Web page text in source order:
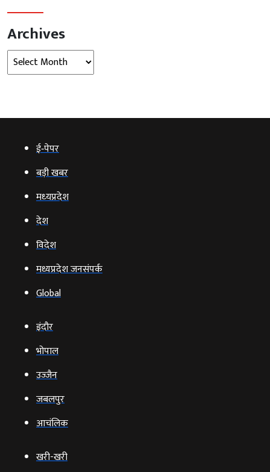
Archives
Archives
ई‑पेपर
बड़ी खबर
मध्‍यप्रदेश
देश
विदेश
मध्यप्रदेश जनसंपर्क
Global
इंदौर
भोपाल
उज्‍जैन
जबलपुर
आचंलिक
खरी-खरी